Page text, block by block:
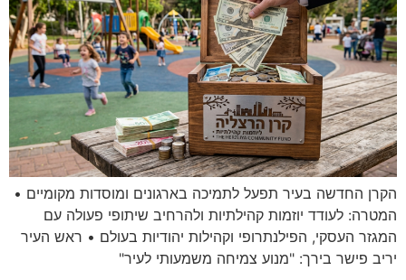
הקרן החדשה בעיר תפעל לתמיכה בארגונים ומוסדות מקומיים •
המטרה: לעודד יוזמות קהילתיות ולהרחיב שיתופי פעולה עם
המגזר העסקי, הפילנתרופי וקהילות יהודיות בעולם • ראש העיר
יריב פישר בירך: "מנוע צמיחה משמעותי לעיר"